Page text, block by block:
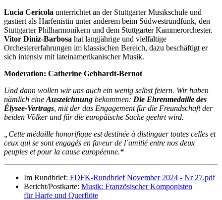
Lucia Cericola unterrichtet an der Stuttgarter Musikschule und
gastiert als Harfenistin unter anderem beim Südwestrundfunk, den
Stuttgarter Philharmonikern und dem Stuttgarter Kammerorchester.
Vitor Diniz-Barbosa hat langjährige und vielfältige
Orchestererfahrungen im klassischen Bereich, dazu beschäftigt er
sich intensiv mit lateinamerikanischer Musik.
Moderation: Catherine Gebhardt-Bernot
Und dann wollen wir uns auch ein wenig selbst feiern. Wir haben
nämlich eine Auszeichnung bekommen: Die Ehrenmedaille des
Élysee-Vertrags , mit der das Engagement für die Freundschaft der
beiden Völker und für die europäische Sache geehrt wird.
„Cette médaille honorifique est destinée à distinguer toutes celles et
ceux qui se sont engagés en faveur de l´amitié entre nos deux
peuples et pour la cause européenne.“
Im Rundbrief: FDFK-Rundbrief November 2024 - Nr 27.pdf
Bericht/Postkarte: Musik: Französischer Komponisten
für Harfe und Querflöte